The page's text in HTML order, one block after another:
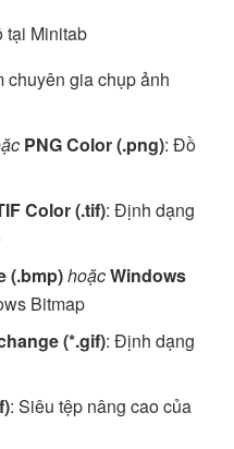
chuyên gia chụp ảnh
PNG Color (.png): Đồ
Color (.tif): Định dạng
(.bmp)hoặcWindows
Bitmap
(*.gif): Định dạng
: Siêu tệp nâng cao của